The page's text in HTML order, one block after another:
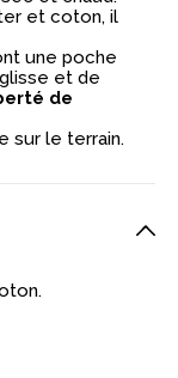
et coton, il
une poche
et de
de
sur le terrain.